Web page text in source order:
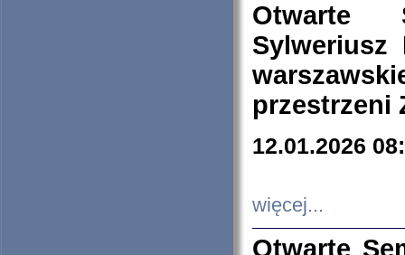
Otwarte
Sylweriusz
przestrzeni
12.01.2026
więcej...
Otwarte